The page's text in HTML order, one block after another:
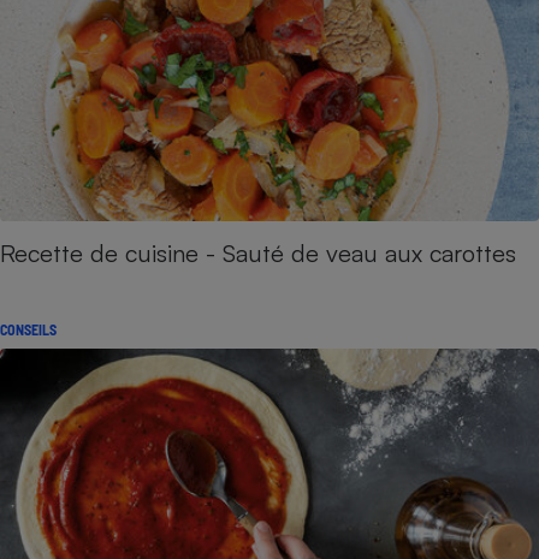
Recette de cuisine - Sauté de veau aux carottes
CONSEILS